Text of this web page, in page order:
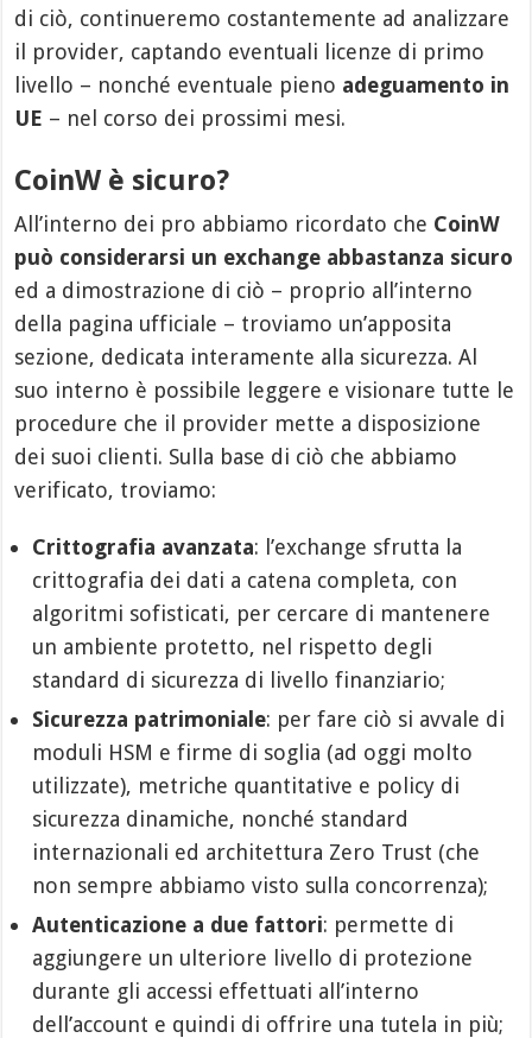
di ciò, continueremo costantemente ad analizzare
il provider, captando eventuali licenze di primo
livello – nonché eventuale pieno adeguamento in
UE – nel corso dei prossimi mesi.
CoinW è sicuro?
All’interno dei pro abbiamo ricordato che CoinW
può considerarsi un exchange abbastanza sicuro
ed a dimostrazione di ciò – proprio all’interno
della pagina ufficiale – troviamo un’apposita
sezione, dedicata interamente alla sicurezza. Al
suo interno è possibile leggere e visionare tutte le
procedure che il provider mette a disposizione
dei suoi clienti. Sulla base di ciò che abbiamo
verificato, troviamo:
Crittografia avanzata: l’exchange sfrutta la
crittografia dei dati a catena completa, con
algoritmi sofisticati, per cercare di mantenere
un ambiente protetto, nel rispetto degli
standard di sicurezza di livello finanziario;
Sicurezza patrimoniale: per fare ciò si avvale di
moduli HSM e firme di soglia (ad oggi molto
utilizzate), metriche quantitative e policy di
sicurezza dinamiche, nonché standard
internazionali ed architettura Zero Trust (che
non sempre abbiamo visto sulla concorrenza);
Autenticazione a due fattori: permette di
aggiungere un ulteriore livello di protezione
durante gli accessi effettuati all’interno
dell’account e quindi di offrire una tutela in più;